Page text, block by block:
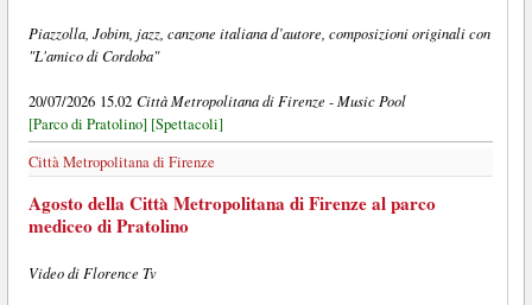
Piazzolla, Jobim, jazz, canzone italiana d’autore, composizioni originali con
"L'amico di Cordoba"
20/07/2026 15.02 Città Metropolitana di Firenze - Music Pool
[Parco di Pratolino] [Spettacoli]
Città Metropolitana di Firenze
Agosto della Città Metropolitana di Firenze al parco
mediceo di Pratolino
Video di Florence Tv